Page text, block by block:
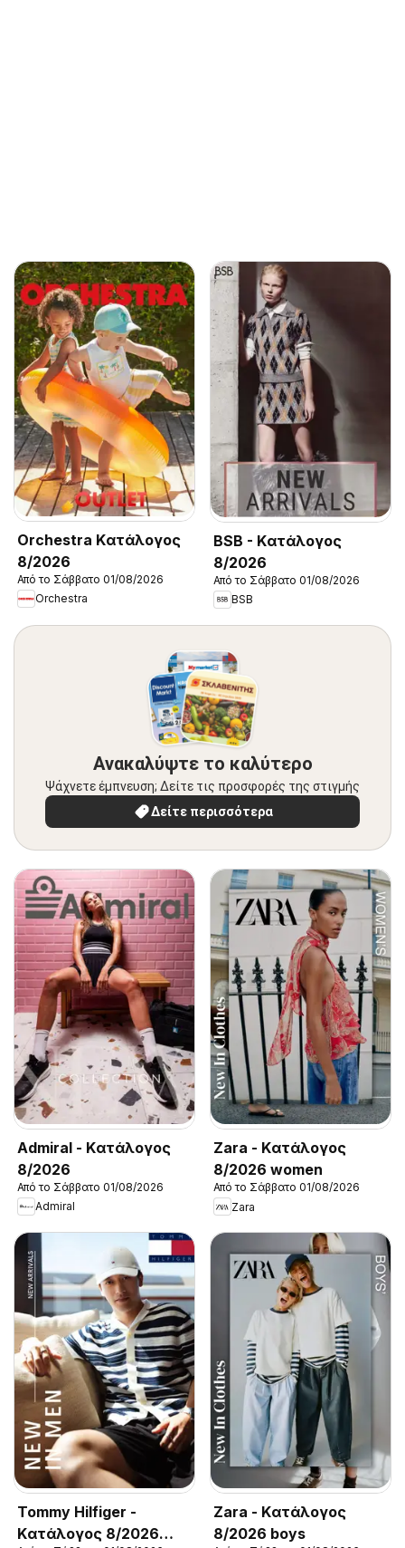
Orchestra Kατάλογος
8/2026
Από το Σάββατο 01/08/2026
Orchestra
BSB - Kατάλογος
8/2026
Από το Σάββατο 01/08/2026
BSB
Ανακαλύψτε το καλύτερο
Ψάχνετε έμπνευση; Δείτε τις προσφορές της στιγμής
Δείτε περισσότερα
Admiral - Kατάλογος
8/2026
Από το Σάββατο 01/08/2026
Admiral
Zara - Kατάλογος
8/2026 women
Από το Σάββατο 01/08/2026
Zara
Tommy Hilfiger -
Kατάλογος 8/2026
Zara - Kατάλογος
8/2026 boys